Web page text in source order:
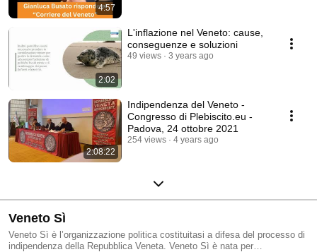
4:57
2:02
L'inflazione nel Veneto: cause,
conseguenze e soluzioni
49 views 3 years ago
2:08:22
Indipendenza del Veneto -
Congresso di Plebiscito.eu -
Padova, 24 ottobre 2021
254 views 4 years ago
Veneto Sì
Veneto Sì è l’organizzazione politica costituitasi a difesa del processo di
indipendenza della Repubblica Veneta. Veneto Sì è nata per